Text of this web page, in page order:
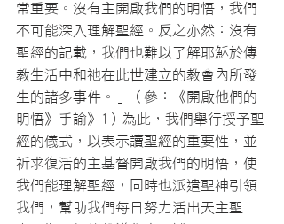
常重要。沒有主開啟我們的明悟，我們
不可能深入理解聖經。反之亦然：沒有
聖經的記載，我們也難以了解耶穌於傳
教生活中和祂在此世建立的教會內所發
生的諸多事件。」（參：《開啟他們的
明悟》手諭》1）為此，我們舉行授予聖
經的儀式，以表示讀聖經的重要性，並
祈求復活的主基督開啟我們的明悟，使
我們能理解聖經，同時也派遣聖神引領
我們，幫助我們每日努力活出天主聖